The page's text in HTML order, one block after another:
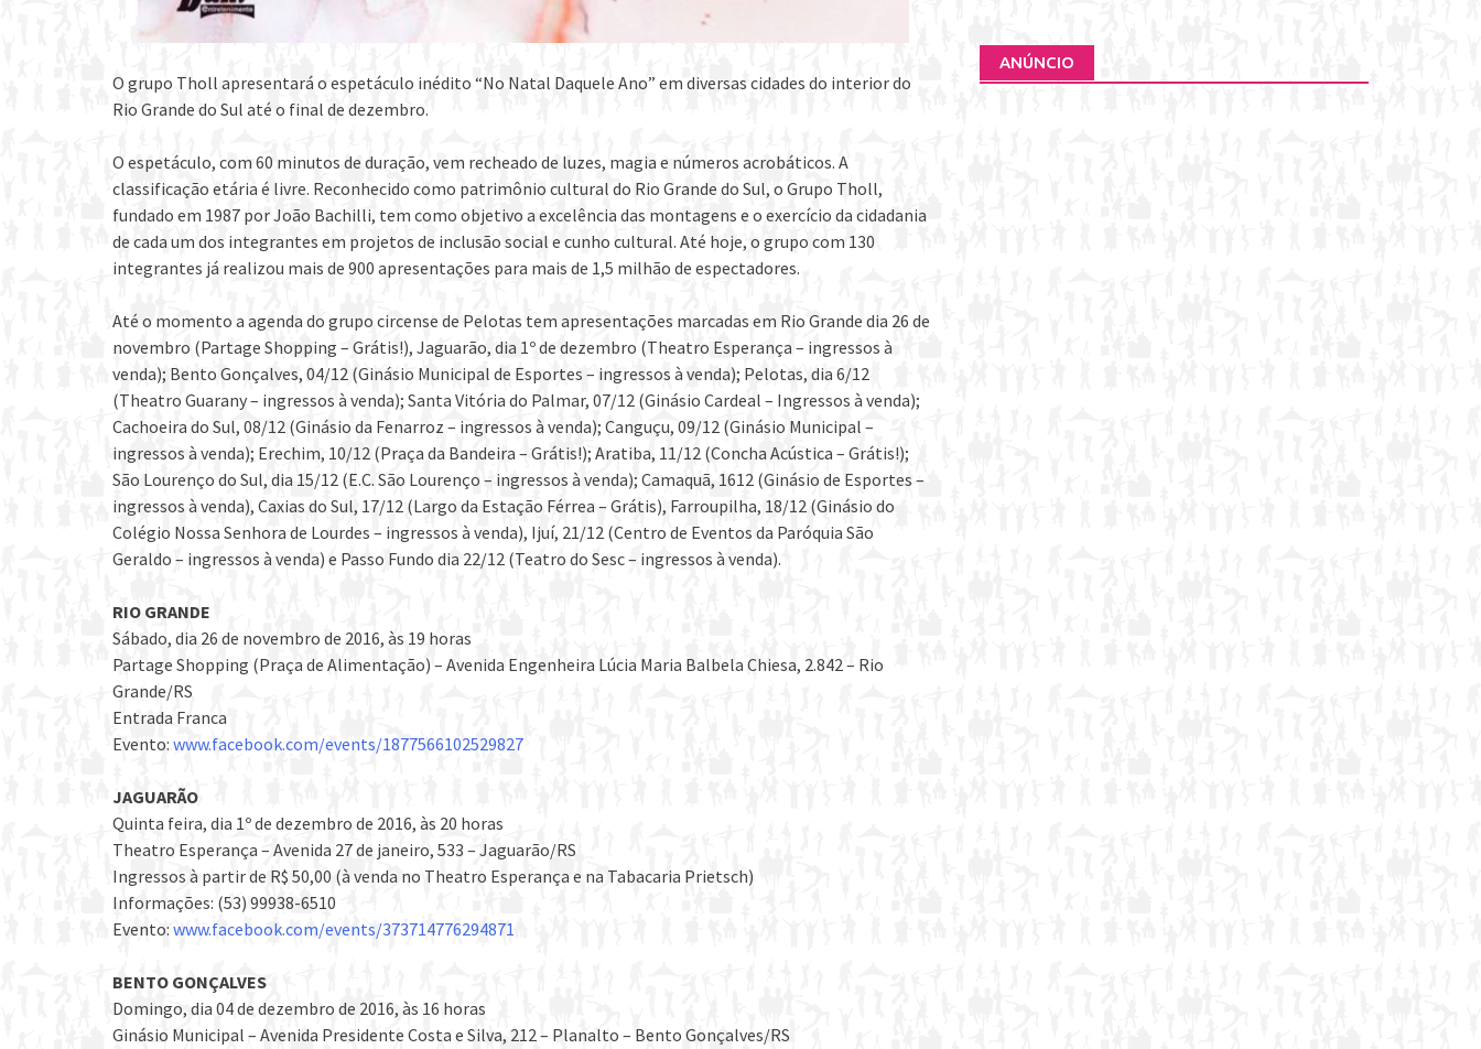
O grupo Tholl apresentará o espetáculo inédito “No Natal Daquele Ano” em diversas cidades do interior do
Rio Grande do Sul até o final de dezembro.
O espetáculo, com 60 minutos de duração, vem recheado de luzes, magia e números acrobáticos. A
classificação etária é livre. Reconhecido como patrimônio cultural do Rio Grande do Sul, o Grupo Tholl,
fundado em 1987 por João Bachilli, tem como objetivo a excelência das montagens e o exercício da cidadania
de cada um dos integrantes em projetos de inclusão social e cunho cultural. Até hoje, o grupo com 130
integrantes já realizou mais de 900 apresentações para mais de 1,5 milhão de espectadores.
Até o momento a agenda do grupo circense de Pelotas tem apresentações marcadas em Rio Grande dia 26 de
novembro (Partage Shopping – Grátis!), Jaguarão, dia 1º de dezembro (Theatro Esperança – ingressos à
venda); Bento Gonçalves, 04/12 (Ginásio Municipal de Esportes – ingressos à venda); Pelotas, dia 6/12
(Theatro Guarany – ingressos à venda); Santa Vitória do Palmar, 07/12 (Ginásio Cardeal – Ingressos à venda);
Cachoeira do Sul, 08/12 (Ginásio da Fenarroz – ingressos à venda); Canguçu, 09/12 (Ginásio Municipal –
ingressos à venda); Erechim, 10/12 (Praça da Bandeira – Grátis!); Aratiba, 11/12 (Concha Acústica – Grátis!);
São Lourenço do Sul, dia 15/12 (E.C. São Lourenço – ingressos à venda); Camaquã, 1612 (Ginásio de Esportes –
ingressos à venda), Caxias do Sul, 17/12 (Largo da Estação Férrea – Grátis), Farroupilha, 18/12 (Ginásio do
Colégio Nossa Senhora de Lourdes – ingressos à venda), Ijuí, 21/12 (Centro de Eventos da Paróquia São
Geraldo – ingressos à venda) e Passo Fundo dia 22/12 (Teatro do Sesc – ingressos à venda).
RIO GRANDE
Sábado, dia 26 de novembro de 2016, às 19 horas
Partage Shopping (Praça de Alimentação) – Avenida Engenheira Lúcia Maria Balbela Chiesa, 2.842 – Rio
Grande/RS
Entrada Franca
Evento: www.facebook.com/events/1877566102529827
JAGUARÃO
Quinta feira, dia 1º de dezembro de 2016, às 20 horas
Theatro Esperança – Avenida 27 de janeiro, 533 – Jaguarão/RS
Ingressos à partir de R$ 50,00 (à venda no Theatro Esperança e na Tabacaria Prietsch)
Informações: (53) 99938-6510
Evento: www.facebook.com/events/373714776294871
BENTO GONÇALVES
Domingo, dia 04 de dezembro de 2016, às 16 horas
Ginásio Municipal – Avenida Presidente Costa e Silva, 212 – Planalto – Bento Gonçalves/RS
ANÚNCIO